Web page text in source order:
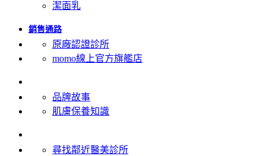
潔面乳
銷售通路
原廠認證診所
momo線上官方旗艦店
品牌故事
肌膚保養知識
尋找鄰近醫美診所